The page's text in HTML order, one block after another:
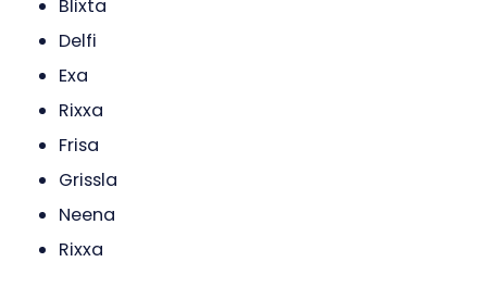
Blixta
Delfi
Exa
Rixxa
Frisa
Grissla
Neena
Rixxa